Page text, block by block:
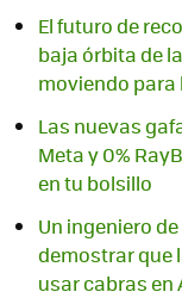
El futuro de
baja órbita de
moviendo para
Las nuevas
Meta y 0%
en tu bolsillo
Un ingeniero
demostrar que
usar cabras en